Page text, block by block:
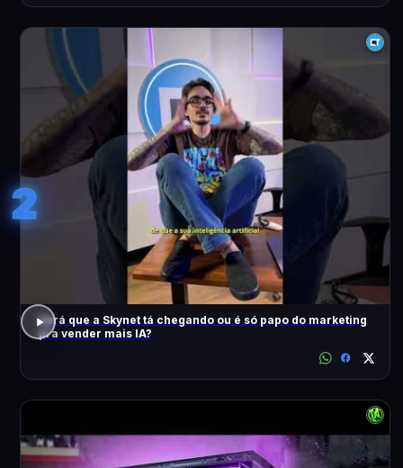
2
Será que a Skynet tá chegando ou é só papo do marketing
pra vender mais IA?